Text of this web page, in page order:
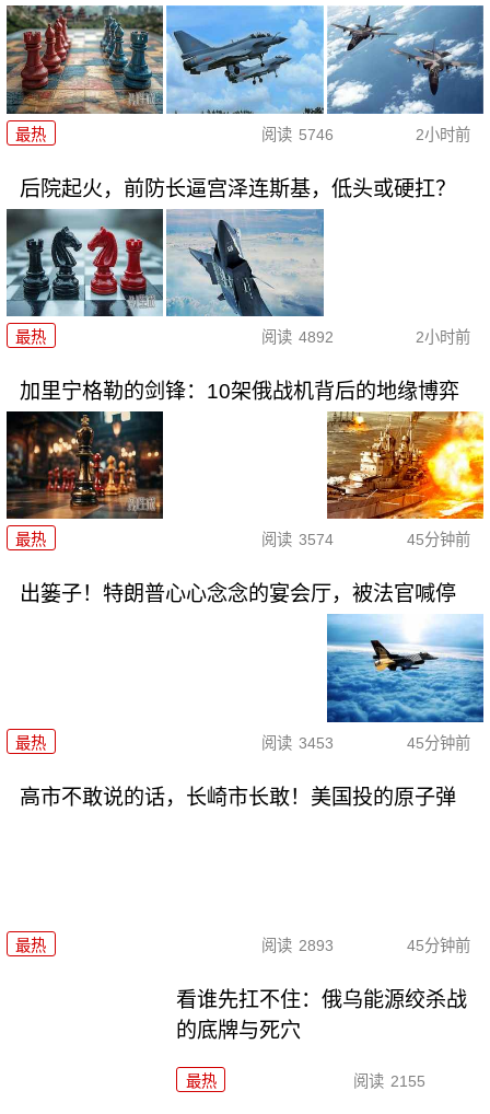
最热 阅读 5746 2小时前
后院起火，前防长逼宫泽连斯基，低头或硬扛？
最热 阅读 4892 2小时前
加里宁格勒的剑锋：10架俄战机背后的地缘博弈
最热 阅读 3574 45分钟前
出篓子！特朗普心心念念的宴会厅，被法官喊停
最热 阅读 3453 45分钟前
高市不敢说的话，长崎市长敢！美国投的原子弹
最热 阅读 2893 45分钟前
看谁先扛不住：俄乌能源绞杀战
的底牌与死穴
最热 阅读 2155